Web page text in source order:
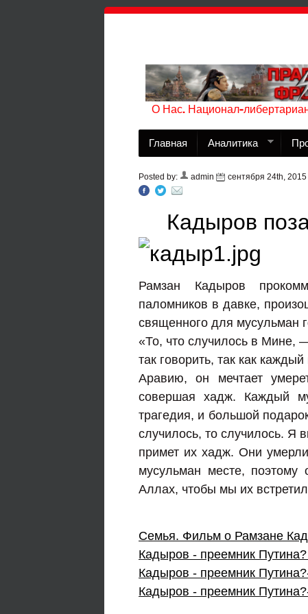
О Нас. Национал-
Главная Аналитика
Posted by: admin сентября 24th, 2015
Кадыров
Рамзан Кадыров
паломников в давке,
священного для мусульман
«То, что случилось в Мине,
так говорить, так как
Аравию, он мечтает
совершая хадж. Каждый
трагедия, и большой
случилось, то случилось. Я
примет их хадж. Они
мусульман месте,
Аллах, чтобы мы их
Семья. Фильм о Рамзане
Кадыров - преемник Путина?
Кадыров - преемник
Кадыров - преемник